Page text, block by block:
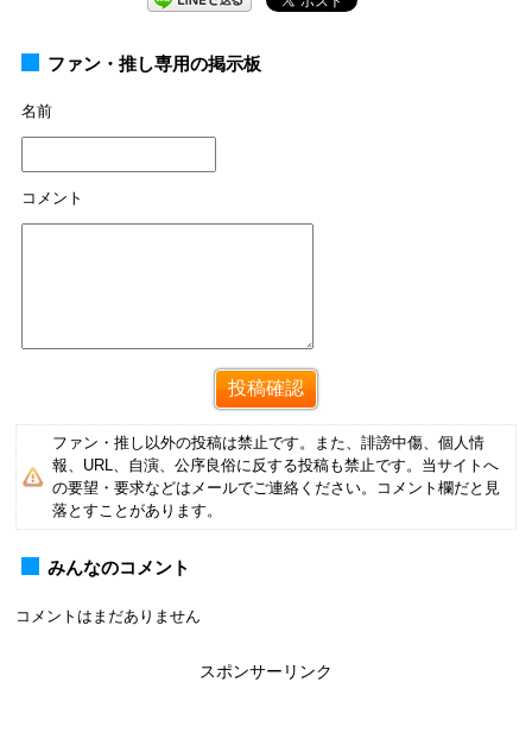
ファン・推し専用の掲示板
名前
コメント
ファン・推し以外の投稿は禁止です。また、誹謗中傷、個人情
報、URL、自演、公序良俗に反する投稿も禁止です。当サイトへ
の要望・要求などはメールでご連絡ください。コメント欄だと見
落とすことがあります。
みんなのコメント
コメントはまだありません
スポンサーリンク